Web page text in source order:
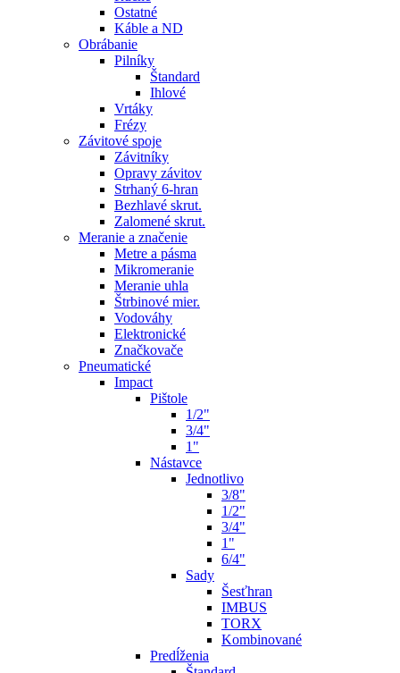
Ostatné
Káble a ND
Obrábanie
Pilníky
Štandard
Ihlové
Vrtáky
Frézy
Závitové spoje
Závitníky
Opravy závitov
Strhaný 6-hran
Bezhlavé skrut.
Zalomené skrut.
Meranie a značenie
Metre a pásma
Mikromeranie
Meranie uhla
Štrbinové mier.
Vodováhy
Elektronické
Značkovače
Pneumatické
Impact
Pištole
1/2"
3/4"
1"
Nástavce
Jednotlivo
3/8"
1/2"
3/4"
1"
6/4"
Sady
Šesťhran
IMBUS
TORX
Kombinované
Predĺženia